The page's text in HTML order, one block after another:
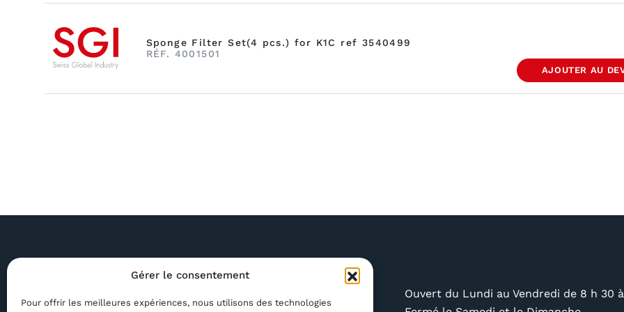
Gérer le consentement
Pour offrir les meilleures expériences, nous utilisons des technologies
Sponge Filter Set(4 pcs.) for K1C ref 3540499
RÉF. 4001501
AJOUTER AU
Ouvert du Lundi au Vendredi de 8 h 30